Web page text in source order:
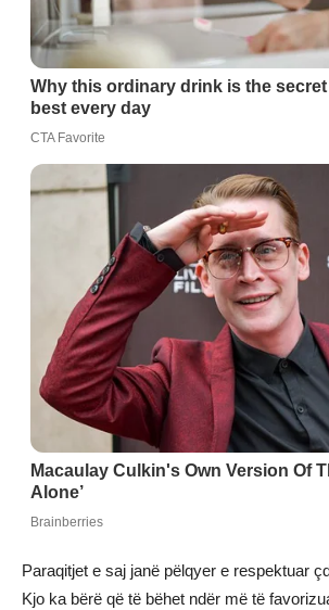
Paraqitjet e saj janë pëlqyer e respektuar
Kjo ka bërë që të bëhet ndër më të